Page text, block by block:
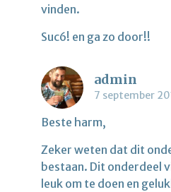
vinden.
Suc6! en ga zo door!!
admin
7 september
Beste harm,
Zeker weten dat dit
bestaan. Dit onderdeel
leuk om te doen en